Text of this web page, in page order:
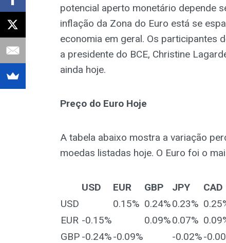
potencial aperto monetário depende
inflação da Zona do Euro está se
economia em geral. Os participantes
a presidente do BCE, Christine
ainda hoje.
Preço do Euro Hoje
A tabela abaixo mostra a variação
moedas listadas hoje. O Euro foi o
USD EUR GBP JPY CAD
USD
0.15% 0.24%0.23%
EUR -0.15% 0.09%0.07%
GBP -0.24%-0.09% -0.02%-